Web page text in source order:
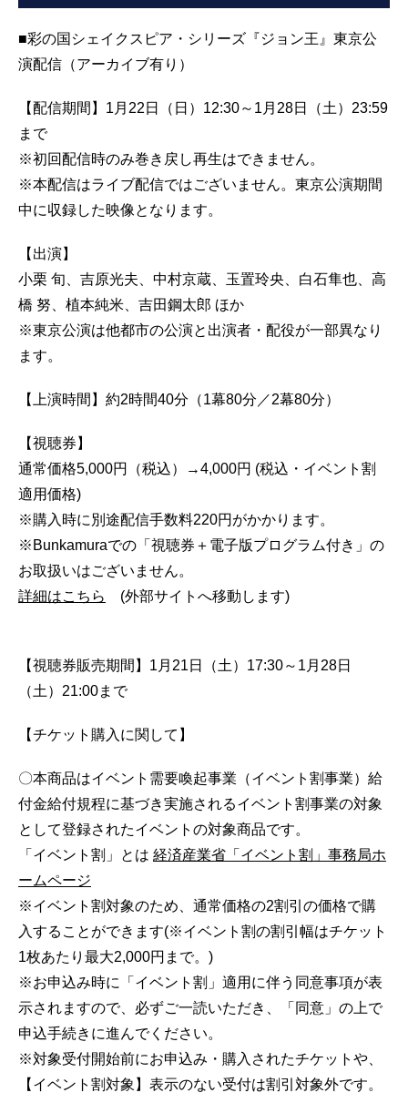
■彩の国シェイクスピア・シリーズ『ジョン王』東京公
演配信（アーカイブ有り）
【配信期間】1月22日（日）12:30～1月28日（土）23:59
まで
※初回配信時のみ巻き戻し再生はできません。
※本配信はライブ配信ではございません。東京公演期間
中に収録した映像となります。
【出演】
小栗 旬、吉原光夫、中村京蔵、玉置玲央、白石隼也、高
橋 努、植本純米、吉田鋼太郎 ほか
※東京公演は他都市の公演と出演者・配役が一部異なり
ます。
【上演時間】約2時間40分（1幕80分／2幕80分）
【視聴券】
通常価格5,000円（税込）→4,000円 (税込・イベント割
適用価格)
※購入時に別途配信手数料220円がかかります。
※Bunkamuraでの「視聴券＋電子版プログラム付き」の
お取扱いはございません。
詳細はこちら
(外部サイトへ移動します)
【視聴券販売期間】1月21日（土）17:30～1月28日
（土）21:00まで
【チケット購入に関して】
〇本商品はイベント需要喚起事業（イベント割事業）給
付金給付規程に基づき実施されるイベント割事業の対象
として登録されたイベントの対象商品です。
「イベント割」とは 経済産業省「イベント割」事務局ホ
ームページ
※イベント割対象のため、通常価格の2割引の価格で購
入することができます(※イベント割の割引幅はチケット
1枚あたり最大2,000円まで。)
※お申込み時に「イベント割」適用に伴う同意事項が表
示されますので、必ずご一読いただき、「同意」の上で
申込手続きに進んでください。
※対象受付開始前にお申込み・購入されたチケットや、
【イベント割対象】表示のない受付は割引対象外です。